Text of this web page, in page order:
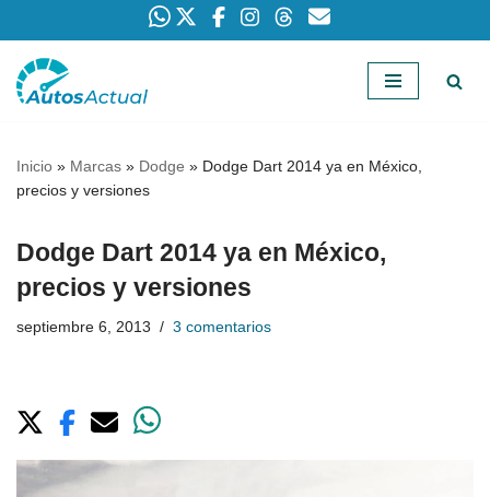
Saltar
Inicio » Marcas » Dodge » Dodge Dart 2014 ya en México,
precios y versiones
Dodge Dart 2014 ya en México,
precios y versiones
septiembre 6, 2013 3 comentarios